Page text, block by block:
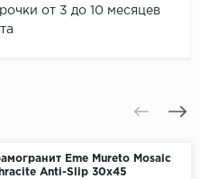
от 3 до 10 месяцев
Eme Mureto Mosaic
Anti-Slip 30x45